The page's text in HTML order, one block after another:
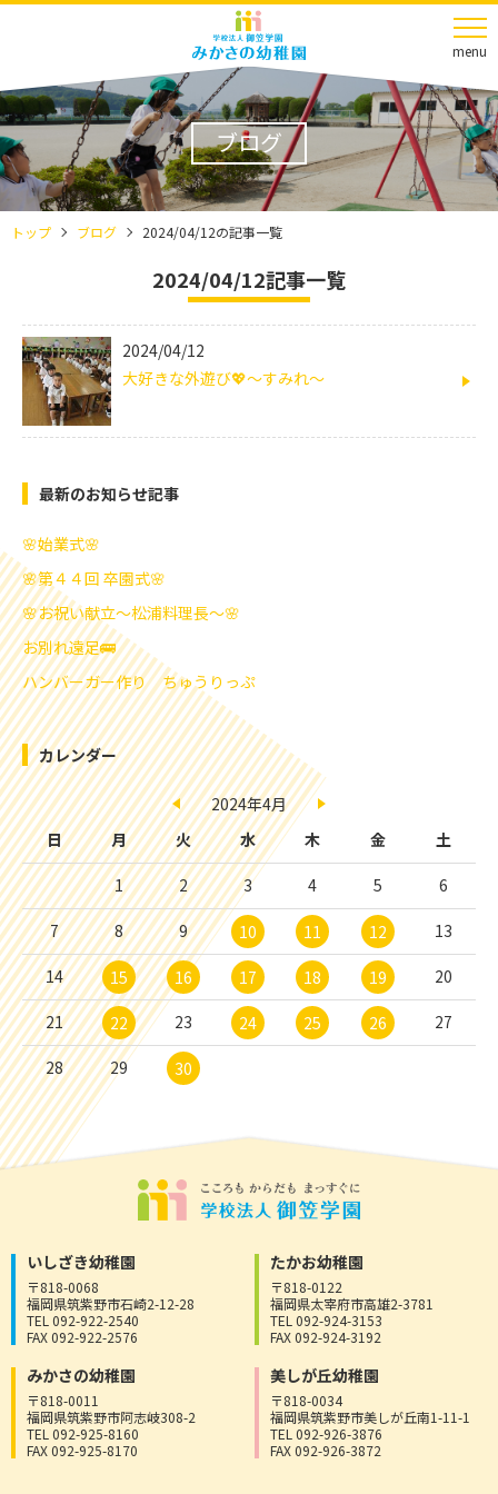
menu
ブログ
トップ ブログ 2024/04/12の記事一覧
2024/04/12記事一覧
2024/04/12
大好きな外遊び💖～すみれ～
最新のお知らせ記事
🌸始業式🌸
🌸第４４回 卒園式🌸
🌸お祝い献立～松浦料理長～🌸
お別れ遠足🚌
ハンバーガー作り ちゅうりっぷ
カレンダー
2024年4月
日
月 火 水 木 金 土
1 2 3 4 5 6
7 8 9 10 11 12 13
14 15 16 17 18 19 20
21 22 23 24 25 26 27
28 29 30
いしざき幼稚園
〒818-0068
福岡県筑紫野市石崎2-12-28
TEL 092-922-2540
FAX 092-922-2576
たかお幼稚園
〒818-0122
福岡県太宰府市高雄2-3781
TEL 092-924-3153
FAX 092-924-3192
みかさの幼稚園
〒818-0011
福岡県筑紫野市阿志岐308-2
TEL 092-925-8160
FAX 092-925-8170
美しが丘幼稚園
〒818-0034
福岡県筑紫野市美しが丘南1-11-1
TEL 092-926-3876
FAX 092-926-3872